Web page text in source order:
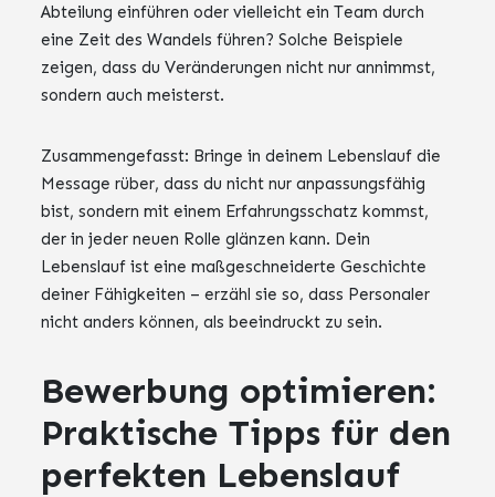
Abteilung einführen oder vielleicht ein Team durch
eine Zeit des Wandels führen? Solche Beispiele
zeigen, dass du Veränderungen nicht nur annimmst,
sondern auch meisterst.
Zusammengefasst: Bringe in deinem Lebenslauf die
Message rüber, dass du nicht nur anpassungsfähig
bist, sondern mit einem Erfahrungsschatz kommst,
der in jeder neuen Rolle glänzen kann. Dein
Lebenslauf ist eine maßgeschneiderte Geschichte
deiner Fähigkeiten – erzähl sie so, dass Personaler
nicht anders können, als beeindruckt zu sein.
Bewerbung optimieren:
Praktische Tipps für den
perfekten Lebenslauf